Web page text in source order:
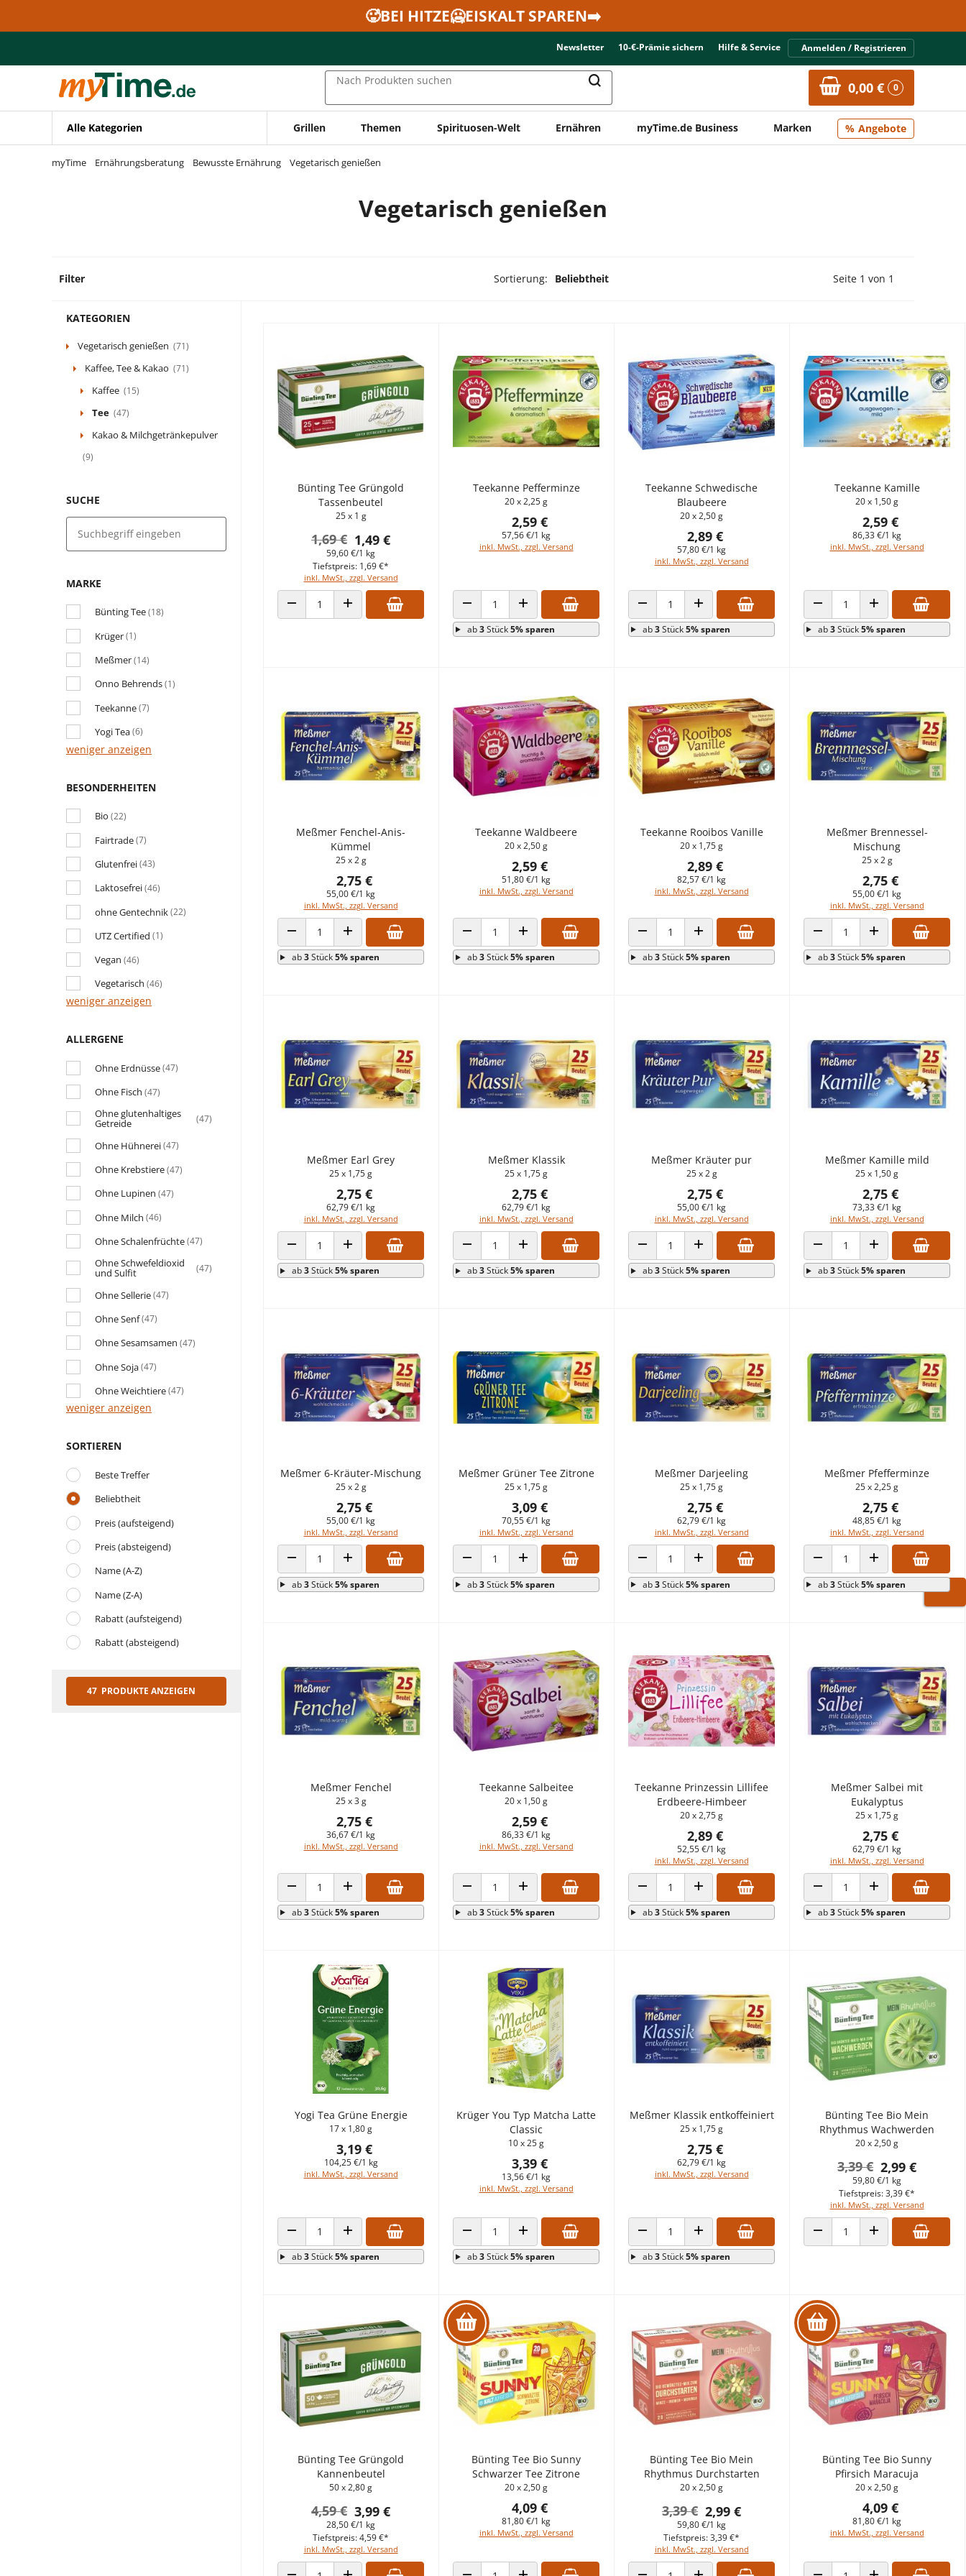
Zur Navigation springen
🥵BEI HITZE🥶EISKALT SPAREN➡️
Newsletter 10-€-Prämie sichern Hilfe & Service Anmelden / Registrieren
Nach Produkten suchen 0,00 € 0
Alle Kategorien Grillen Themen Spirituosen-Welt Ernähren myTime.de Business Marken Angebote
myTime Ernährungsberatung Bewusste Ernährung Vegetarisch genießen
Vegetarisch genießen
Filter Sortierung: Beliebtheit Vorherige Seite
Seite 1 von 1
KATEGORIEN
Vegetarisch genießen (71)
Kaffee, Tee & Kakao (71)
Kaffee (15)
Tee (47)
Kakao & Milchgetränkepulver
(9)
SUCHE
MARKE
Bünting Tee(18)
Krüger(1)
Meßmer(14)
Onno Behrends(1)
Teekanne(7)
Yogi Tea(6)
weniger anzeigen
BESONDERHEITEN
Bio (22)
Fairtrade(7)
Glutenfrei(43)
Laktosefrei(46)
ohne Gentechnik(22)
UTZ Certified (1)
Vegan (46)
Vegetarisch (46)
weniger anzeigen
ALLERGENE
Ohne Erdnüsse(47)
Ohne Fisch (47)
Ohne glutenhaltiges
Getreide (47)
Ohne Hühnerei(47)
Ohne Krebstiere(47)
Ohne Lupinen (47)
Ohne Milch (46)
Ohne Schalenfrüchte(47)
Ohne Schwefeldioxid
und Sulfit (47)
Ohne Sellerie(47)
Ohne Senf(47)
Ohne Sesamsamen (47)
Ohne Soja(47)
Ohne Weichtiere(47)
weniger anzeigen
SORTIEREN
Beste Treffer
Beliebtheit
Preis (aufsteigend)
Preis (absteigend)
Name (A-Z)
Name (Z-A)
Rabatt (aufsteigend)
Rabatt (absteigend)
47 PRODUKTE ANZEIGEN
Bünting Tee Grüngold
Tassenbeutel
25 x 1 g
1,49 €
1,69 €
59,60 €/1 kg
inkl. MwSt., zzgl. Versand
Tiefstpreis: 1,69 €*
ANZAHL VERRINGERNANZAHL ERHÖHEN
Teekanne Pefferminze
20 x 2,25 g
2,59 €
57,56 €/1 kg
inkl. MwSt., zzgl. Versand
ANZAHL VERRINGERNANZAHL ERHÖHEN
ab3Stück5% sparen
Teekanne Schwedische
Blaubeere
20 x 2,50 g
2,89 €
57,80 €/1 kg
inkl. MwSt., zzgl. Versand
ANZAHL VERRINGERNANZAHL ERHÖHEN
ab3Stück5% sparen
Teekanne Kamille
20 x 1,50 g
2,59 €
86,33 €/1 kg
inkl. MwSt., zzgl. Versand
ANZAHL VERRINGERNANZAHL ERHÖHEN
ab3Stück5% sparen
Meßmer Fenchel-Anis-
Kümmel
25 x 2 g
2,75 €
55,00 €/1 kg
inkl. MwSt., zzgl. Versand
ANZAHL VERRINGERNANZAHL ERHÖHEN
ab3Stück5% sparen
Teekanne Waldbeere
20 x 2,50 g
2,59 €
51,80 €/1 kg
inkl. MwSt., zzgl. Versand
ANZAHL VERRINGERNANZAHL ERHÖHEN
ab3Stück5% sparen
Teekanne Rooibos Vanille
20 x 1,75 g
2,89 €
82,57 €/1 kg
inkl. MwSt., zzgl. Versand
ANZAHL VERRINGERNANZAHL ERHÖHEN
ab3Stück5% sparen
Meßmer Brennessel-
Mischung
25 x 2 g
2,75 €
55,00 €/1 kg
inkl. MwSt., zzgl. Versand
ANZAHL VERRINGERNANZAHL ERHÖHEN
ab3Stück5% sparen
Meßmer Earl Grey
25 x 1,75 g
2,75 €
62,79 €/1 kg
inkl. MwSt., zzgl. Versand
ANZAHL VERRINGERNANZAHL ERHÖHEN
ab3Stück5% sparen
Meßmer Klassik
25 x 1,75 g
2,75 €
62,79 €/1 kg
inkl. MwSt., zzgl. Versand
ANZAHL VERRINGERNANZAHL ERHÖHEN
ab3Stück5% sparen
Meßmer Kräuter pur
25 x 2 g
2,75 €
55,00 €/1 kg
inkl. MwSt., zzgl. Versand
ANZAHL VERRINGERNANZAHL ERHÖHEN
ab3Stück5% sparen
Meßmer Kamille mild
25 x 1,50 g
2,75 €
73,33 €/1 kg
inkl. MwSt., zzgl. Versand
ANZAHL VERRINGERNANZAHL ERHÖHEN
ab3Stück5% sparen
Meßmer 6-Kräuter-Mischung
25 x 2 g
2,75 €
55,00 €/1 kg
inkl. MwSt., zzgl. Versand
ANZAHL VERRINGERNANZAHL ERHÖHEN
ab3Stück5% sparen
Meßmer Grüner Tee Zitrone
25 x 1,75 g
3,09 €
70,55 €/1 kg
inkl. MwSt., zzgl. Versand
ANZAHL VERRINGERNANZAHL ERHÖHEN
ab3Stück5% sparen
Meßmer Darjeeling
25 x 1,75 g
2,75 €
62,79 €/1 kg
inkl. MwSt., zzgl. Versand
ANZAHL VERRINGERNANZAHL ERHÖHEN
ab3Stück5% sparen
Meßmer Pfefferminze
25 x 2,25 g
2,75 €
48,85 €/1 kg
inkl. MwSt., zzgl. Versand
ANZAHL VERRINGERNANZAHL ERHÖHEN
ab3Stück5% sparen
Meßmer Fenchel
25 x 3 g
2,75 €
36,67 €/1 kg
inkl. MwSt., zzgl. Versand
ANZAHL VERRINGERNANZAHL ERHÖHEN
ab3Stück5% sparen
Teekanne Salbeitee
20 x 1,50 g
2,59 €
86,33 €/1 kg
inkl. MwSt., zzgl. Versand
ANZAHL VERRINGERNANZAHL ERHÖHEN
ab3Stück5% sparen
Teekanne Prinzessin Lillifee
Erdbeere-Himbeer
20 x 2,75 g
2,89 €
52,55 €/1 kg
inkl. MwSt., zzgl. Versand
ANZAHL VERRINGERNANZAHL ERHÖHEN
ab3Stück5% sparen
Meßmer Salbei mit
Eukalyptus
25 x 1,75 g
2,75 €
62,79 €/1 kg
inkl. MwSt., zzgl. Versand
ANZAHL VERRINGERNANZAHL ERHÖHEN
ab3Stück5% sparen
Yogi Tea Grüne Energie
17 x 1,80 g
3,19 €
104,25 €/1 kg
inkl. MwSt., zzgl. Versand
ANZAHL VERRINGERNANZAHL ERHÖHEN
ab3Stück5% sparen
Krüger You Typ Matcha Latte
Classic
10 x 25 g
3,39 €
13,56 €/1 kg
inkl. MwSt., zzgl. Versand
ANZAHL VERRINGERNANZAHL ERHÖHEN
ab3Stück5% sparen
Meßmer Klassik entkoffeiniert
25 x 1,75 g
2,75 €
62,79 €/1 kg
inkl. MwSt., zzgl. Versand
ANZAHL VERRINGERNANZAHL ERHÖHEN
ab3Stück5% sparen
Bünting Tee Bio Mein
Rhythmus Wachwerden
20 x 2,50 g
2,99 €
3,39 €
59,80 €/1 kg
inkl. MwSt., zzgl. Versand
Tiefstpreis: 3,39 €*
ANZAHL VERRINGERNANZAHL ERHÖHEN
Bünting Tee Grüngold
Kannenbeutel
50 x 2,80 g
3,99 €
4,59 €
28,50 €/1 kg
inkl. MwSt., zzgl. Versand
Tiefstpreis: 4,59 €*
Bünting Tee Bio Sunny
Schwarzer Tee Zitrone
20 x 2,50 g
4,09 €
81,80 €/1 kg
inkl. MwSt., zzgl. Versand
Bünting Tee Bio Mein
Rhythmus Durchstarten
20 x 2,50 g
2,99 €
3,39 €
59,80 €/1 kg
inkl. MwSt., zzgl. Versand
Tiefstpreis: 3,39 €*
Bünting Tee Bio Sunny
Pfirsich Maracuja
20 x 2,50 g
4,09 €
81,80 €/1 kg
inkl. MwSt., zzgl. Versand